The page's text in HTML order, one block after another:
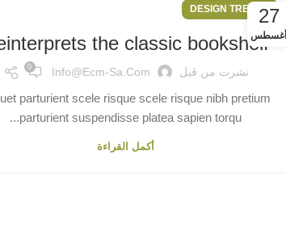
27
أغسطس
DESIGN TRENDS
the classic bookshelf
نشرت من قبل Info@ecm-Sa.com
0
parturient scele risque scele risque nibh pretium
parturient suspendisse platea sapien torqu...
أكمل القراءة